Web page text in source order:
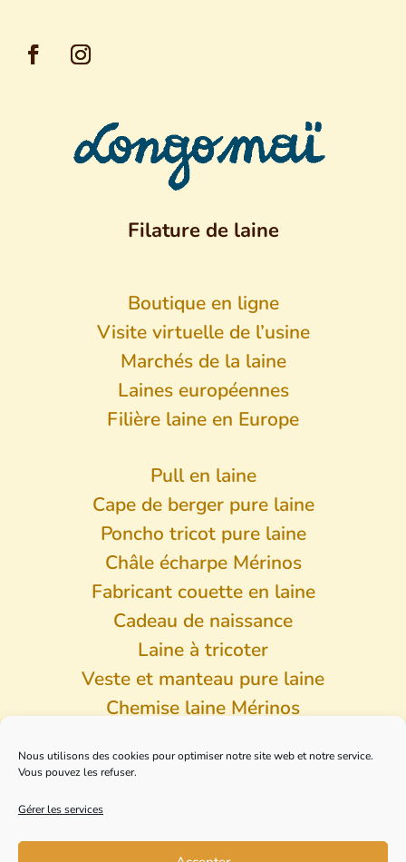
Nous utilisons des cookies pour optimiser notre site web et notre service.
Vous pouvez les refuser.
Gérer les services
Filature de laine
Boutique en ligne
Visite virtuelle de l’usine
Marchés de la laine
Laines européennes
Filière laine en Europe
Pull en laine
Cape de berger pure laine
Poncho tricot pure laine
Châle écharpe Mérinos
Fabricant couette en laine
Cadeau de naissance
Laine à tricoter
Veste et manteau pure laine
Chemise laine Mérinos
Collection Usine